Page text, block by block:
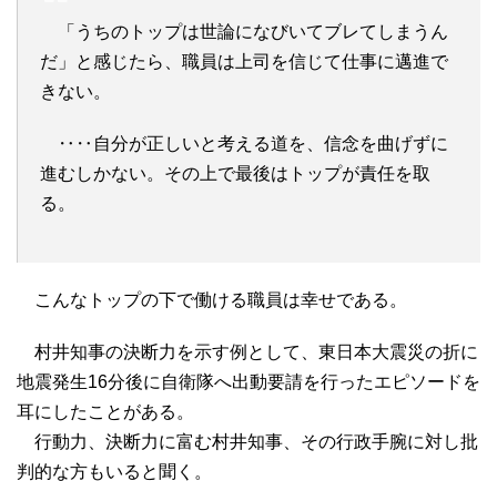
「うちのトップは世論になびいてブレてしまうん
だ」と感じたら、職員は上司を信じて仕事に邁進で
きない。
‥‥自分が正しいと考える道を、信念を曲げずに
進むしかない。その上で最後はトップが責任を取
る。
こんなトップの下で働ける職員は幸せである。
村井知事の決断力を示す例として、東日本大震災の折に
地震発生16分後に自衛隊へ出動要請を行ったエピソードを
耳にしたことがある。
行動力、決断力に富む村井知事、その行政手腕に対し批
判的な方もいると聞く。